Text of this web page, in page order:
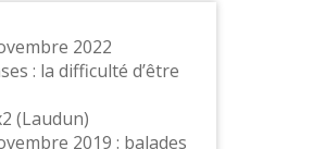
2022
: la difficulté d’être
(Laudun)
2019 : balades